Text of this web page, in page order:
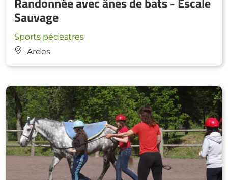
Sauvage
Sports pédestres
Ardes